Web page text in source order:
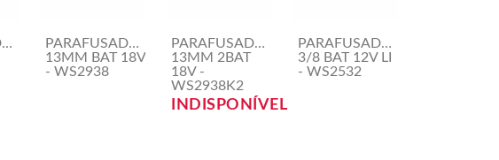
FURAD.WESCO
PARAFUSADEIRA/FURAD.WESCO
13MM BAT 18V
- WS2938
PARAFUSADEIRA/FURAD.WESCO
13MM 2BAT
18V -
WS2938K2
INDISPONÍVEL
PARAFUSADEIRA/
3/8 BAT 12V LI
- WS2532